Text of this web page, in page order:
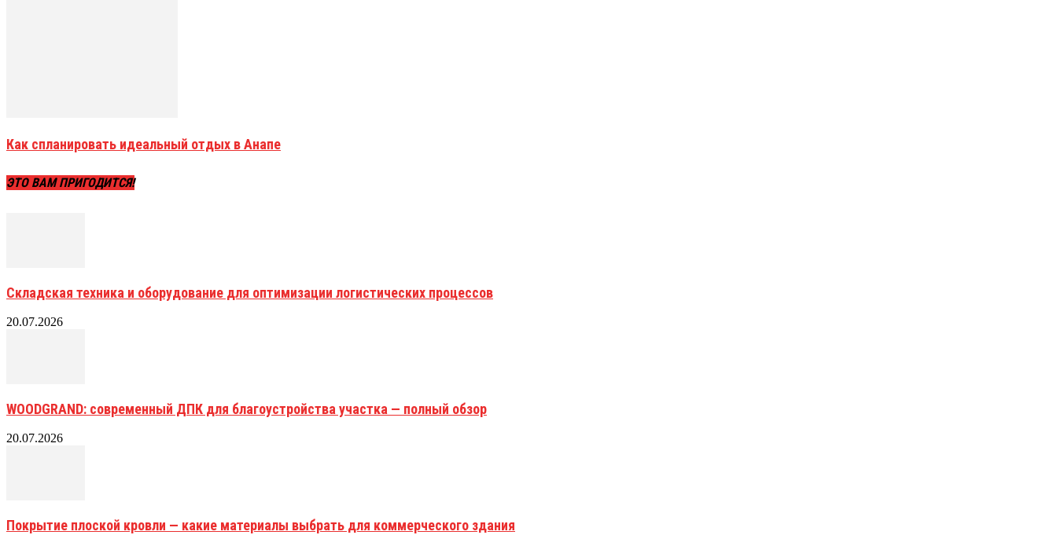
Как спланировать идеальный отдых в Анапе
ЭТО ВАМ ПРИГОДИТСЯ!
Складская техника и оборудование для оптимизации логистических процессов
20.07.2026
WOODGRAND: современный ДПК для благоустройства участка — полный обзор
20.07.2026
Покрытие плоской кровли — какие материалы выбрать для коммерческого здания